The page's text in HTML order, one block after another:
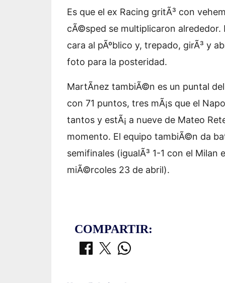
Es que el ex Racing gritÃ³ con
cÃ©sped se multiplicaron alrededor.
cara al pÃºblico y, trepado, girÃ³ y
foto para la posteridad.
MartÃ­nez tambiÃ©n es un puntal
con 71 puntos, tres mÃ¡s que el
tantos y estÃ¡ a nueve de Mateo
momento. El equipo tambiÃ©n da
semifinales (igualÃ³ 1-1 con el Milan
miÃ©rcoles 23 de abril).
COMPARTIR: